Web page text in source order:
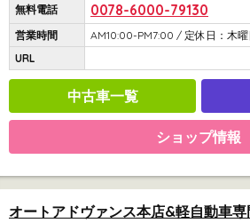
無料電話
0078-6000-79130
営業時間
AM10:00-PM7:00 / 定休日：木曜
URL
中古車一覧
ショップ情報
オートアドヴァンス本店&軽自動車